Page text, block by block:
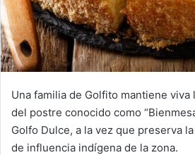
Una familia de Golfito mantiene
del postre conocido como
Golfo Dulce, a la vez que preserva
de influencia indígena de la zona.